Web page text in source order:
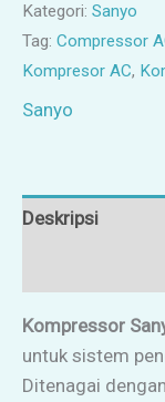
Kategori: Sanyo
Tag: Compressor
Kompresor AC,
Sanyo
Deskripsi
Kompressor
untuk sistem
Ditenagai